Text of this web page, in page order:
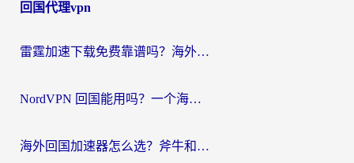
回国代理vpn
雷霆加速下载免费靠谱吗？海外党选回国加速器的避坑指南（附热门工具对比）
NordVPN 回国能用吗？一个海外用户必须面对的真实困境
海外回国加速器怎么选？斧牛和海龟哪个好？一篇帮你避开坑的实用指南